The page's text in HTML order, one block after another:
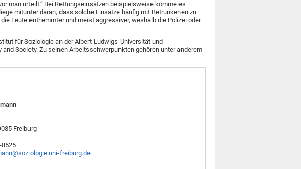
man urteilt.“ Bei Rettungseinsätzen beispielsweise komme es
mitunter daran, dass solche Einsätze häufig mit Betrunkenen zu
Leute enthemmter und meist aggressiver, weshalb die Polizei oder
für Soziologie an der Albert-Ludwigs-Universität und
Society. Zu seinen Arbeitsschwerpunkten gehören unter anderem
Freiburg
8525
freiburg.de